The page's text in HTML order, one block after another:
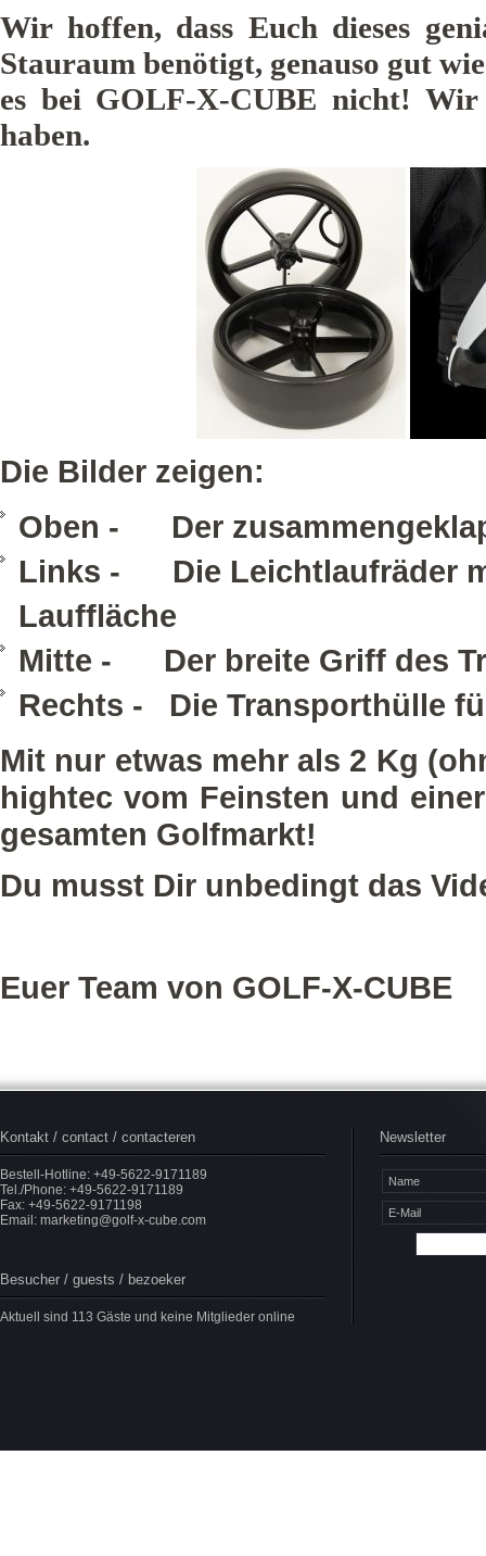
Wir hoffen, dass Euch dieses
Stauraum benötigt, genauso gut
es bei GOLF-X-CUBE nicht!
haben.
Die Bilder zeigen:
Oben - Der
Links - Die Leichtlaufräder
Lauffläche
Mitte - Der breite Griff des
Rechts - Die Transporthülle
Mit nur etwas mehr als 2 Kg
hightec vom Feinsten und
gesamten Golfmarkt!
Du musst Dir unbedingt das
Euer Team von GOLF-X-CUBE
Kontakt / contact / contacteren
Bestell-Hotline: +49-5622-9171189
Tel./Phone: +49-5622-9171189
Fax: +49-5622-9171198
Email: marketing@golf-x-cube.com
Besucher / guests / bezoeker
Aktuell sind 113 Gäste und keine Mitglieder online
Newsletter